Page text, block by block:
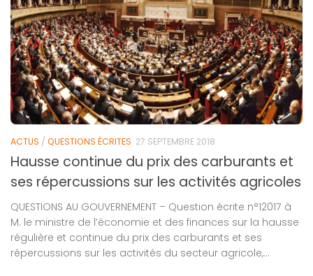
ACTUS / QUESTIONS ÉCRITES 27 SEPTEMBRE 2018
Hausse continue du prix des carburants et
ses répercussions sur les activités agricoles
QUESTIONS AU GOUVERNEMENT – Question écrite n°12017 à
M. le ministre de l’économie et des finances sur la hausse
régulière et continue du prix des carburants et ses
répercussions sur les activités du secteur agricole,...